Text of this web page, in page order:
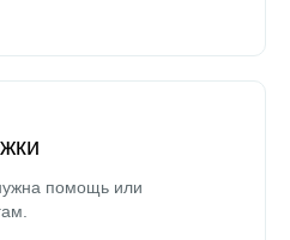
помощь или